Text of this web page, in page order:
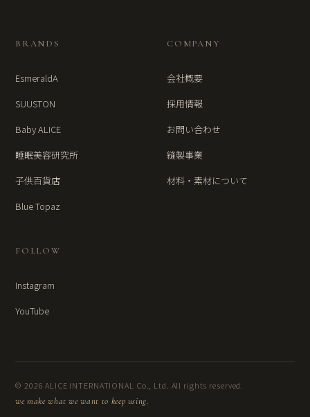
BRANDS
EsmeraldA
SUUSTON
Baby ALICE
睡眠美容研究所
子供百貨店
Blue Topaz
COMPANY
会社概要
採用情報
お問い合わせ
縫製事業
材料・素材について
FOLLOW
Instagram
YouTube
© 2026 ALICE INTERNATIONAL Co., Ltd. All rights reserved.
we make what we want to keep using.